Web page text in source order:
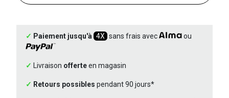
✓ Paiement jusqu'à 4X sans frais avec ou
✓ Livraison offerteen magasin
✓ Retours possibles pendant 90 jours*